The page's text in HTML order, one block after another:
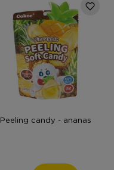
Peeling candy - ananas